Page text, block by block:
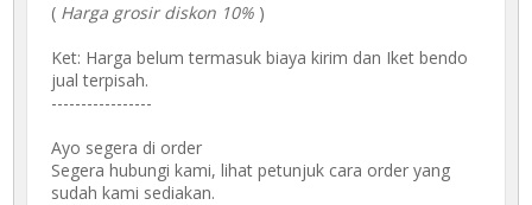
( Harga grosir diskon 10% )
Ket: Harga belum termasuk biaya kirim dan Iket bendo
jual terpisah.
-----------------
Ayo segera di order
Segera hubungi kami, lihat petunjuk cara order yang
sudah kami sediakan.